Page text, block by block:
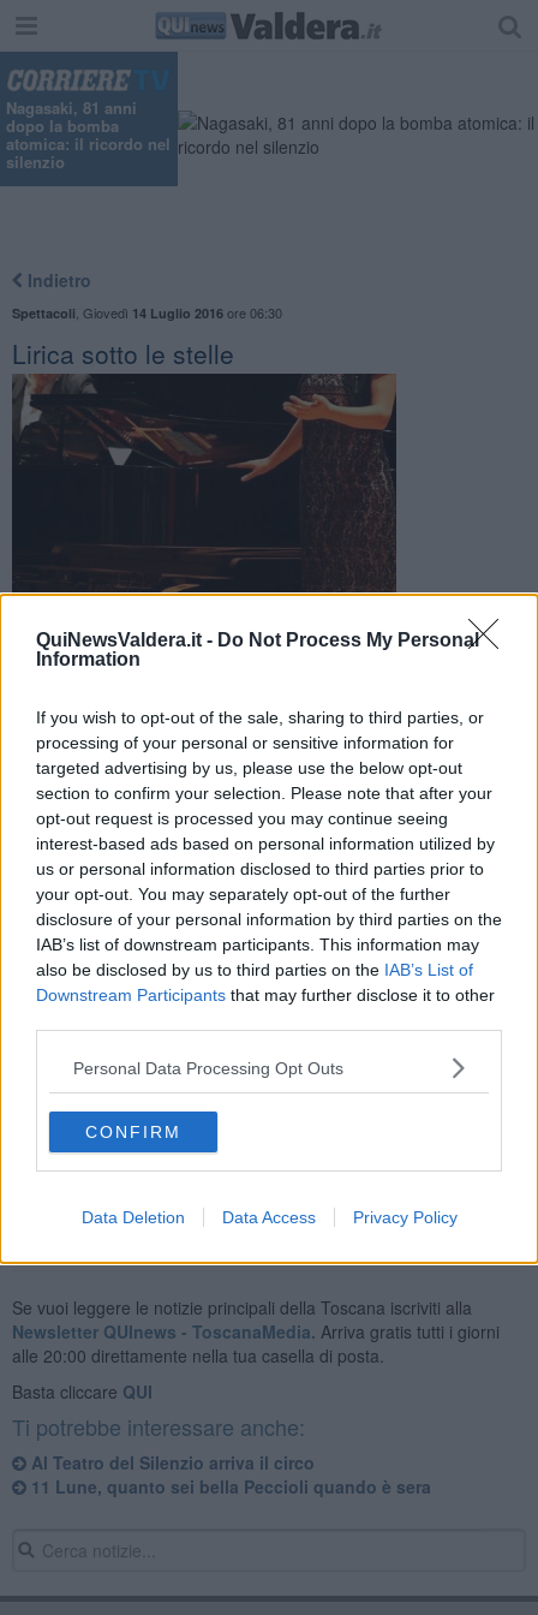
QuiNewsValdera.it - Do Not Process My Personal
Information
If you wish to opt-out of the sale, sharing to third parties, or
processing of your personal or sensitive information for
targeted advertising by us, please use the below opt-out
section to confirm your selection. Please note that after your
opt-out request is processed you may continue seeing
interest-based ads based on personal information utilized by
us or personal information disclosed to third parties prior to
your opt-out. You may separately opt-out of the further
disclosure of your personal information by third parties on the
IAB’s list of downstream participants. This information may
also be disclosed by us to third parties on the IAB’s List of
Downstream Participants that may further disclose it to other
Personal Data Processing Opt Outs
CONFIRM
Data Deletion Data Access Privacy Policy
Nagasaki, 81 anni
dopo la bomba
atomica: il ricordo nel
silenzio
Indietro
Spettacoli Giovedì 14 Luglio 2016ore 06:30
Lirica sotto le stelle
Nel borgo di Colleoli Arrivano tenori e soprani. Eseguiranno le
parti più importanti dell'opera 'Boheme' di Giacomo Puccini
PALAIA —L'appuntamento è pervenerdì 15 luglio alle 21,30 alla
villa di Colleoli, a circa due chilometri dal capoluogo Palaia. La
Bohemeverrà presentata e raccontata daGianfranco
Lazzereschi.
Tenori e soprani in carriera eseguiranno le parti più importanti
dell'opera
Interpreti
Mimi' - Cristina Martufi
Rodolfo – Amadi Laga
Marcello – Andrea Pola
Al Pianoforte – M. Massimiliano Piccioli
Se vuoi leggere le notizie principali della Toscana iscriviti alla
Newsletter QUInews - ToscanaMedia. Arriva gratis tutti i giorni
alle 20:00 direttamente nella tua casella di posta.
Basta cliccare QUI
Ti potrebbe interessare anche:
Al Teatro del Silenzio arriva il circo
11 Lune, quanto sei bella Peccioli quando è sera